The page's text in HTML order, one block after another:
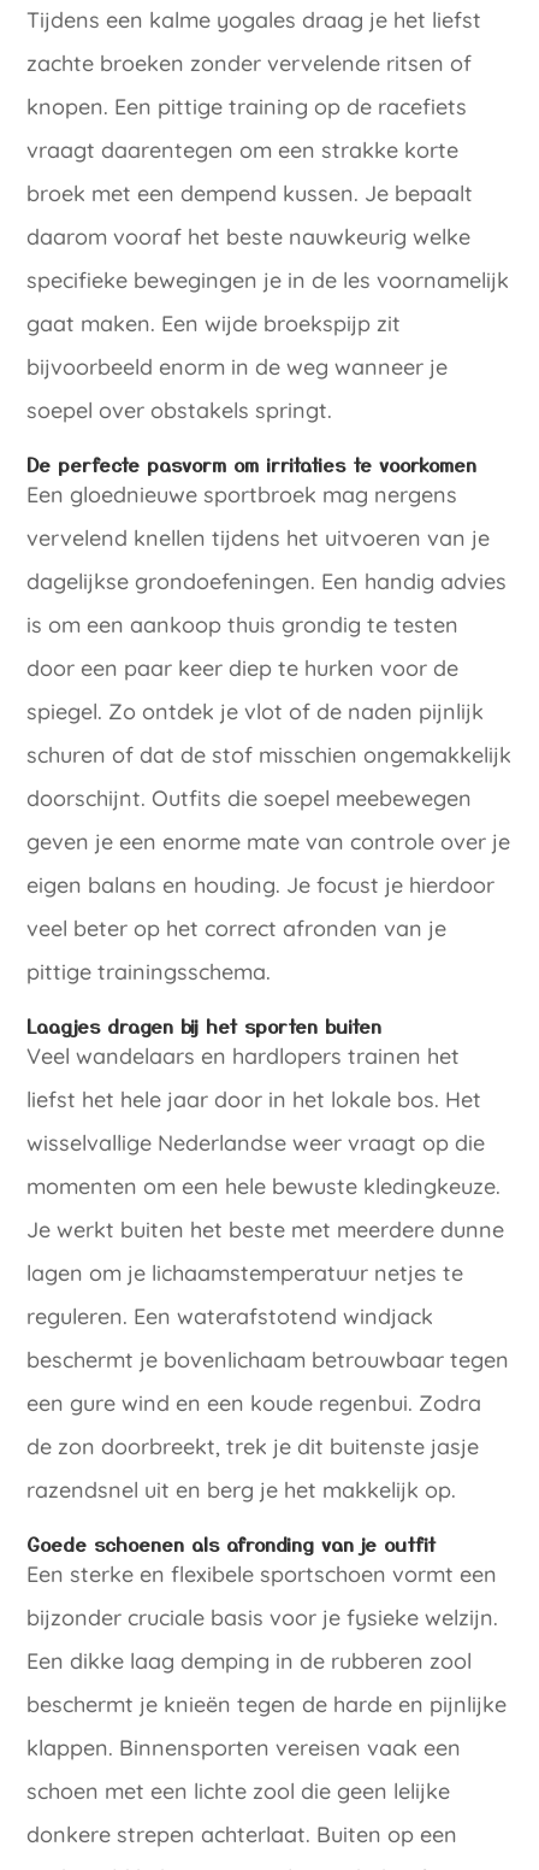
Tijdens een kalme yogales draag je het liefst
zachte broeken zonder vervelende ritsen of
knopen. Een pittige training op de racefiets
vraagt daarentegen om een strakke korte
broek met een dempend kussen. Je bepaalt
daarom vooraf het beste nauwkeurig welke
specifieke bewegingen je in de les voornamelijk
gaat maken. Een wijde broekspijp zit
bijvoorbeeld enorm in de weg wanneer je
soepel over obstakels springt.
De perfecte pasvorm om irritaties te voorkomen
Een gloednieuwe sportbroek mag nergens
vervelend knellen tijdens het uitvoeren van je
dagelijkse grondoefeningen. Een handig advies
is om een aankoop thuis grondig te testen
door een paar keer diep te hurken voor de
spiegel. Zo ontdek je vlot of de naden pijnlijk
schuren of dat de stof misschien ongemakkelijk
doorschijnt. Outfits die soepel meebewegen
geven je een enorme mate van controle over je
eigen balans en houding. Je focust je hierdoor
veel beter op het correct afronden van je
pittige trainingsschema.
Laagjes dragen bij het sporten buiten
Veel wandelaars en hardlopers trainen het
liefst het hele jaar door in het lokale bos. Het
wisselvallige Nederlandse weer vraagt op die
momenten om een hele bewuste kledingkeuze.
Je werkt buiten het beste met meerdere dunne
lagen om je lichaamstemperatuur netjes te
reguleren. Een waterafstotend windjack
beschermt je bovenlichaam betrouwbaar tegen
een gure wind en een koude regenbui. Zodra
de zon doorbreekt, trek je dit buitenste jasje
razendsnel uit en berg je het makkelijk op.
Goede schoenen als afronding van je outfit
Een sterke en flexibele sportschoen vormt een
bijzonder cruciale basis voor je fysieke welzijn.
Een dikke laag demping in de rubberen zool
beschermt je knieën tegen de harde en pijnlijke
klappen. Binnensporten vereisen vaak een
schoen met een lichte zool die geen lelijke
donkere strepen achterlaat. Buiten op een